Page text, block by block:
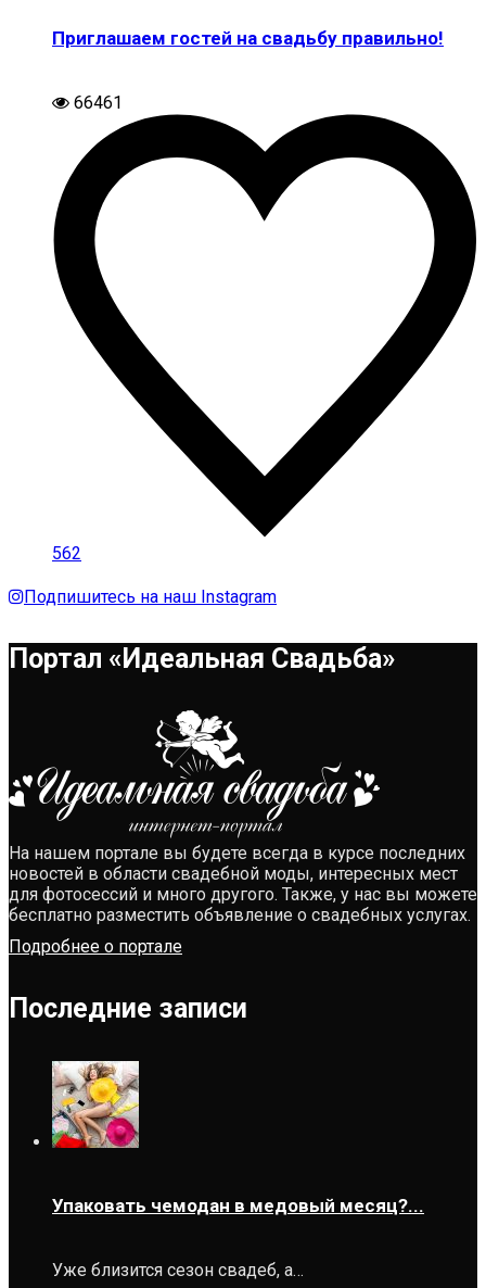
Приглашаем гостей на свадьбу правильно!
66461
562
Подпишитесь на наш Instagram
Портал «Идеальная Свадьба»
На нашем портале вы будете всегда в курсе последних
новостей в области свадебной моды, интересных мест
для фотосессий и много другого. Также, у нас вы можете
бесплатно разместить объявление о свадебных услугах.
Подробнее о портале
Последние записи
Упаковать чемодан в медовый месяц?...
Уже близится сезон свадеб, а…